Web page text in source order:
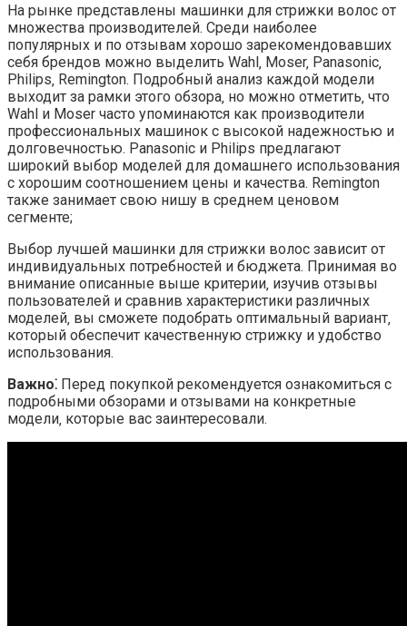
На рынке представлены машинки для стрижки волос от
множества производителей. Среди наиболее
популярных и по отзывам хорошо зарекомендовавших
себя брендов можно выделить Wahl‚ Moser‚ Panasonic‚
Philips‚ Remington. Подробный анализ каждой модели
выходит за рамки этого обзора‚ но можно отметить‚ что
Wahl и Moser часто упоминаются как производители
профессиональных машинок с высокой надежностью и
долговечностью. Panasonic и Philips предлагают
широкий выбор моделей для домашнего использования
с хорошим соотношением цены и качества. Remington
также занимает свою нишу в среднем ценовом
сегменте;
Выбор лучшей машинки для стрижки волос зависит от
индивидуальных потребностей и бюджета. Принимая во
внимание описанные выше критерии‚ изучив отзывы
пользователей и сравнив характеристики различных
моделей‚ вы сможете подобрать оптимальный вариант‚
который обеспечит качественную стрижку и удобство
использования.
Важно⁚ Перед покупкой рекомендуется ознакомиться с
подробными обзорами и отзывами на конкретные
модели‚ которые вас заинтересовали.